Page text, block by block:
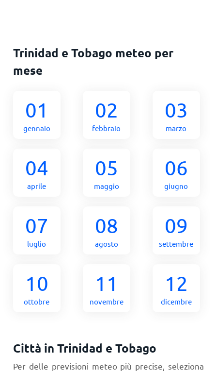
Trinidad e Tobago meteo per
mese
01
gennaio
02
febbraio
03
marzo
04
aprile
05
maggio
06
giugno
07
luglio
08
agosto
09
settembre
10
ottobre
11
novembre
12
dicembre
Città in Trinidad e Tobago
Per delle previsioni meteo più precise, seleziona